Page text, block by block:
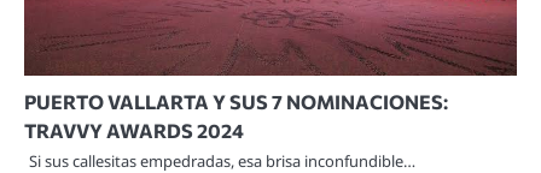
PUERTO VALLARTA Y SUS 7 NOMINACIONES:
TRAVVY AWARDS 2024
Si sus callesitas empedradas, esa brisa inconfundible…